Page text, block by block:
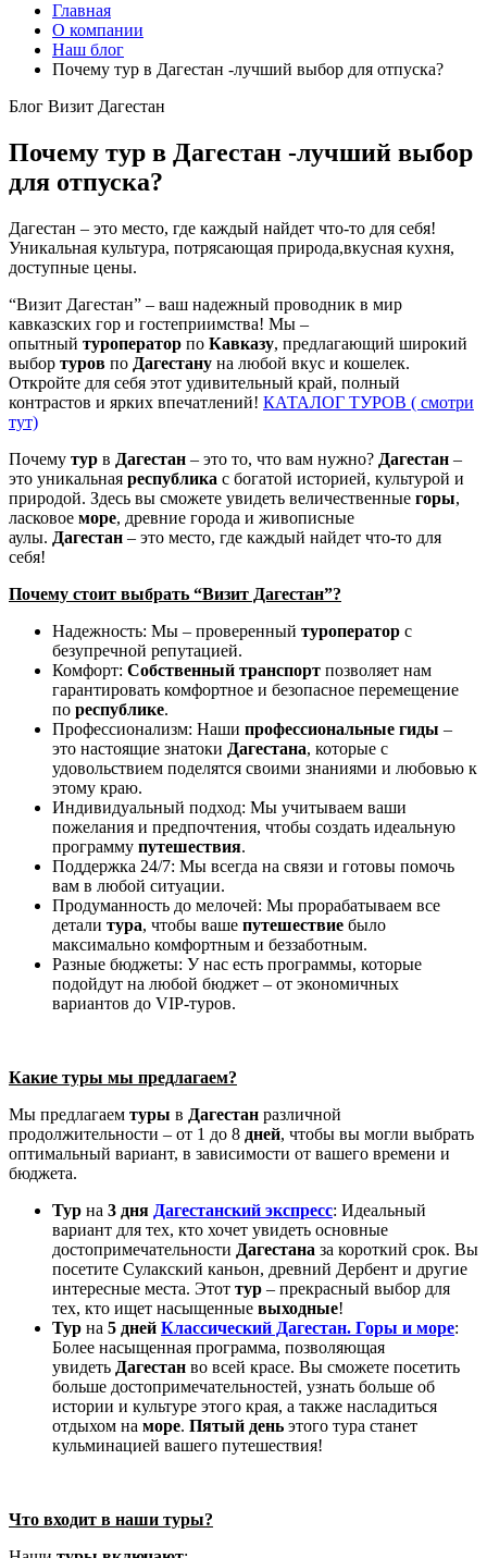
Главная
О компании
Наш блог
Почему тур в Дагестан -лучший выбор для отпуска?
Блог Визит Дагестан
Почему тур в Дагестан -лучший выбор
для отпуска?
Дагестан – это место, где каждый найдет что-то для себя!
Уникальная культура, потрясающая природа,вкусная кухня,
доступные цены.
“Визит Дагестан” – ваш надежный проводник в мир
кавказских гор и гостеприимства! Мы –
опытный туроператор по Кавказу, предлагающий широкий
выбор туров по Дагестану на любой вкус и кошелек.
Откройте для себя этот удивительный край, полный
контрастов и ярких впечатлений! КАТАЛОГ ТУРОВ ( смотри
тут)
Почему тур в Дагестан – это то, что вам нужно? Дагестан –
это уникальная республика с богатой историей, культурой и
природой. Здесь вы сможете увидеть величественные горы,
ласковое море, древние города и живописные
аулы. Дагестан – это место, где каждый найдет что-то для
себя!
Почему стоит выбрать “Визит Дагестан”?
Надежность: Мы – проверенный туроператор с
безупречной репутацией.
Комфорт: Собственный транспорт позволяет нам
гарантировать комфортное и безопасное перемещение
по республике.
Профессионализм: Наши профессиональные гиды –
это настоящие знатоки Дагестана, которые с
удовольствием поделятся своими знаниями и любовью к
этому краю.
Индивидуальный подход: Мы учитываем ваши
пожелания и предпочтения, чтобы создать идеальную
программу путешествия.
Поддержка 24/7: Мы всегда на связи и готовы помочь
вам в любой ситуации.
Продуманность до мелочей: Мы прорабатываем все
детали тура, чтобы ваше путешествие было
максимально комфортным и беззаботным.
Разные бюджеты: У нас есть программы, которые
подойдут на любой бюджет – от экономичных
вариантов до VIP-туров.
Какие туры мы предлагаем?
Мы предлагаем туры в Дагестан различной
продолжительности – от 1 до 8 дней, чтобы вы могли выбрать
оптимальный вариант, в зависимости от вашего времени и
бюджета.
Тур на 3 дня Дагестанский экспресс: Идеальный
вариант для тех, кто хочет увидеть основные
достопримечательности Дагестана за короткий срок. Вы
посетите Сулакский каньон, древний Дербент и другие
интересные места. Этот тур – прекрасный выбор для
тех, кто ищет насыщенные выходные!
Тур на 5 дней Классический Дагестан. Горы и море:
Более насыщенная программа, позволяющая
увидеть Дагестан во всей красе. Вы сможете посетить
больше достопримечательностей, узнать больше об
истории и культуре этого края, а также насладиться
отдыхом на море. Пятый день этого тура станет
кульминацией вашего путешествия!
Что входит в наши туры?